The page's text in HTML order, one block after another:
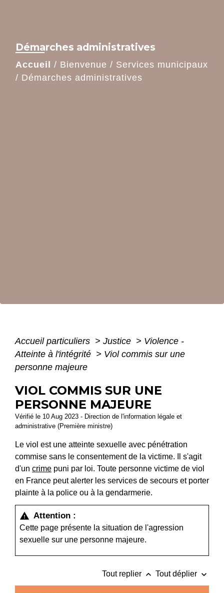
Démarches administratives
Accueil / Bienvenue / Services municipaux
/ Démarches administratives
Accueil particuliers > Justice > Violence -
Atteinte à l'intégrité > Viol commis sur une
personne majeure
VIOL COMMIS SUR UNE
PERSONNE MAJEURE
Vérifié le 10 Aug 2023 - Direction de l'information légale et
administrative (Première ministre)
Le viol est une atteinte sexuelle avec pénétration
commise sans le consentement de la victime. Il s'agit
d'un crime puni par loi. Toute personne victime de viol
en France peut alerter les services de secours et porter
plainte à la police ou à la gendarmerie.
warning Attention :
Cette page présente la situation de l'agression
sexuelle sur une personne majeure.
Tout replier keyboard_arrow_up Tout déplier keyboard_arrow_down